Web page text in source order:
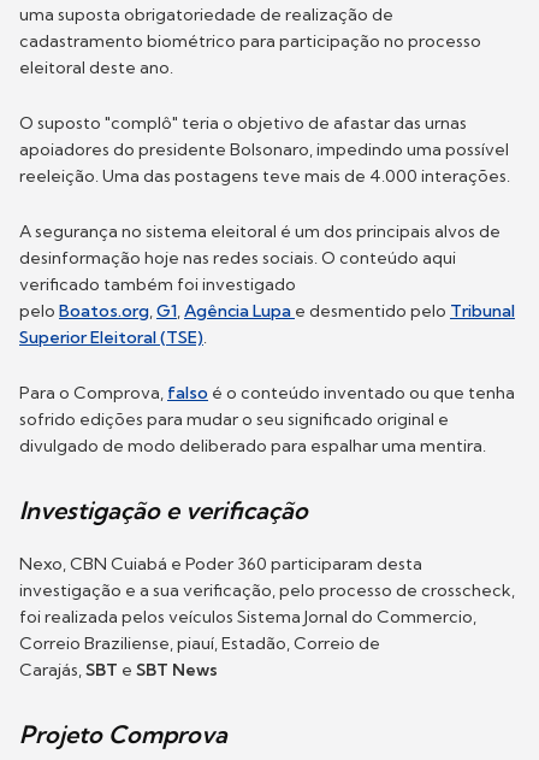
uma suposta obrigatoriedade de realização de
cadastramento biométrico para participação no processo
eleitoral deste ano.
O suposto "complô" teria o objetivo de afastar das urnas
apoiadores do presidente Bolsonaro, impedindo uma possível
reeleição. Uma das postagens teve mais de 4.000 interações.
A segurança no sistema eleitoral é um dos principais alvos de
desinformação hoje nas redes sociais. O conteúdo aqui
verificado também foi investigado
pelo Boatos.org,G1,Agência Lupa e desmentido pelo Tribunal
Superior Eleitoral (TSE).
Para o Comprova, falso é o conteúdo inventado ou que tenha
sofrido edições para mudar o seu significado original e
divulgado de modo deliberado para espalhar uma mentira.
Investigação e verificação
Nexo, CBN Cuiabá e Poder 360 participaram desta
investigação e a sua verificação, pelo processo de crosscheck,
foi realizada pelos veículos Sistema Jornal do Commercio,
Correio Braziliense, piauí, Estadão, Correio de
Carajás,SBT e SBT News
Projeto Comprova